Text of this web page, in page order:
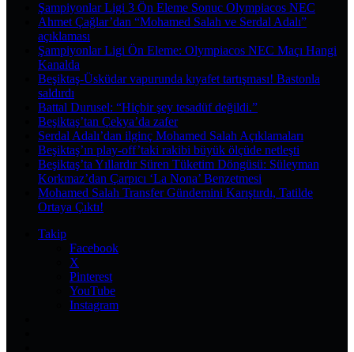
Şampiyonlar Ligi 3 Ön Eleme Sonuc Olympiacos NEC
Ahmet Çağlar’dan “Mohamed Salah ve Serdal Adalı”
açıklaması
Şampiyonlar Ligi Ön Eleme: Olympiacos NEC Maçı Hangi
Kanalda
Beşiktaş-Üsküdar vapurunda kıyafet tartışması! Bastonla
saldırdı
Battal Durusel: “Hiçbir şey tesadüf değildi.”
Beşiktaş’tan Çekya’da zafer
Serdal Adalı’dan ilginç Mohamed Salah Açıklamaları
Beşiktaş’ın play-off’taki rakibi büyük ölçüde netleşti
Beşiktaş’ta Yıllardır Süren Tüketim Döngüsü: Süleyman
Korkmaz’dan Çarpıcı ‘La Nona’ Benzetmesi
Mohamed Salah Transfer Gündemini Karıştırdı, Tatilde
Ortaya Çıktı!
Takip
Facebook
X
Pinterest
YouTube
Instagram